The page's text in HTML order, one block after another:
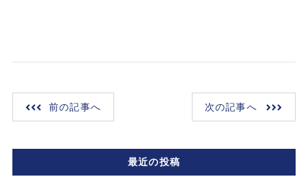
前の記事へ 次の記事へ
最近の投稿